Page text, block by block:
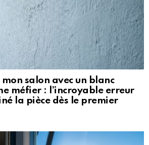
salon avec un blanc
méfier : l’incroyable erreur
la pièce dès le premier